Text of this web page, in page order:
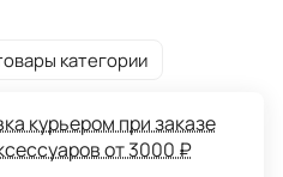
категории
курьером при заказе
от 3000 ₽